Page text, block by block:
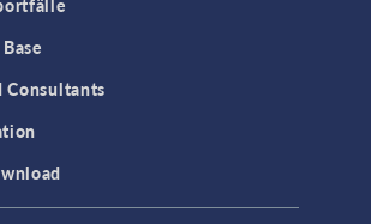
Consultants